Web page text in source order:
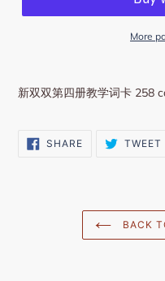
More
新双双第四册教学词卡 258
SHARESHARE
ON
TWEET
BACK